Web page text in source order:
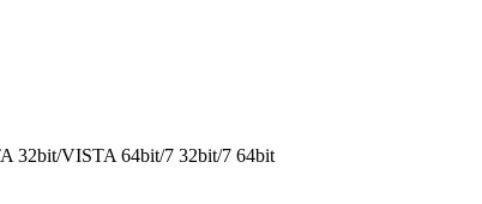
32bit/VISTA 64bit/7 32bit/7 64bit